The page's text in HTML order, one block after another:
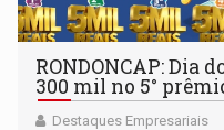
RONDONCAP: Dia
300 mil no 5°
Destaques Empresariais